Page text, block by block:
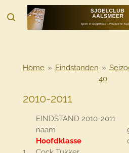
direct
Home » Eindstanden »
40
2010-2011
EINDSTAND 2010-2011
naam
Hoofdklasse